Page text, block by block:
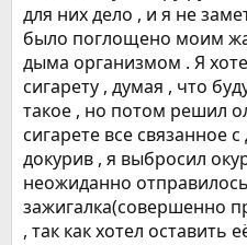
для них дело , и я не
было поглощено моим
дыма организмом . Я
сигарету , думая , что
такое , но потом решил
сигарете все связанное
докурив , я выбросил
неожиданно
зажигалка(совершенно
, так как хотел оставить